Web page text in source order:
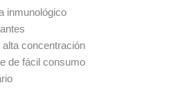
inmunológico
alta concentración
de fácil consumo